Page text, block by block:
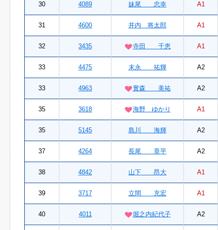
30 4089 妹尾 忠幸 A1
31 4600 井内 将太郎 A1
32 3435 寺田 千恵 A1
33 4475 末永 祐輝 A2
33 4963 實森 美祐 A2
35 3618 海野 ゆかり A1
35 5145 島川 海輝 A2
37 4264 長尾 章平 A2
38 4842 山下 昂大 A1
39 3717 立間 充宏 A1
40 4011 堀之内紀代子 A2